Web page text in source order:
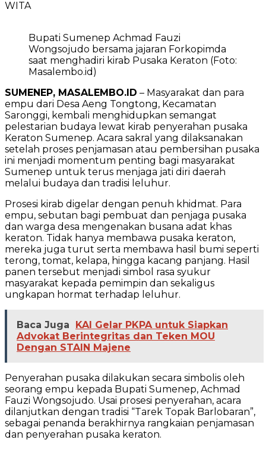
WITA
Bupati Sumenep Achmad Fauzi
Wongsojudo bersama jajaran Forkopimda
saat menghadiri kirab Pusaka Keraton (Foto:
Masalembo.id)
SUMENEP, MASALEMBO.ID – Masyarakat dan para
empu dari Desa Aeng Tongtong, Kecamatan
Saronggi, kembali menghidupkan semangat
pelestarian budaya lewat kirab penyerahan pusaka
Keraton Sumenep. Acara sakral yang dilaksanakan
setelah proses penjamasan atau pembersihan pusaka
ini menjadi momentum penting bagi masyarakat
Sumenep untuk terus menjaga jati diri daerah
melalui budaya dan tradisi leluhur.
Prosesi kirab digelar dengan penuh khidmat. Para
empu, sebutan bagi pembuat dan penjaga pusaka
dan warga desa mengenakan busana adat khas
keraton. Tidak hanya membawa pusaka keraton,
mereka juga turut serta membawa hasil bumi seperti
terong, tomat, kelapa, hingga kacang panjang. Hasil
panen tersebut menjadi simbol rasa syukur
masyarakat kepada pemimpin dan sekaligus
ungkapan hormat terhadap leluhur.
Baca Juga
KAI Gelar PKPA untuk Siapkan
Advokat Berintegritas dan Teken MOU
Dengan STAIN Majene
Penyerahan pusaka dilakukan secara simbolis oleh
seorang empu kepada Bupati Sumenep, Achmad
Fauzi Wongsojudo. Usai prosesi penyerahan, acara
dilanjutkan dengan tradisi “Tarek Topak Barlobaran”,
sebagai penanda berakhirnya rangkaian penjamasan
dan penyerahan pusaka keraton.